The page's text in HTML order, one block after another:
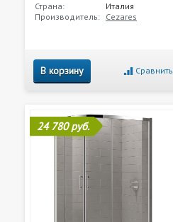
Страна:
Италия
Производитель: Cezares
В корзину Сравнить
24 780 руб.